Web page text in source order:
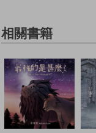
相關書籍